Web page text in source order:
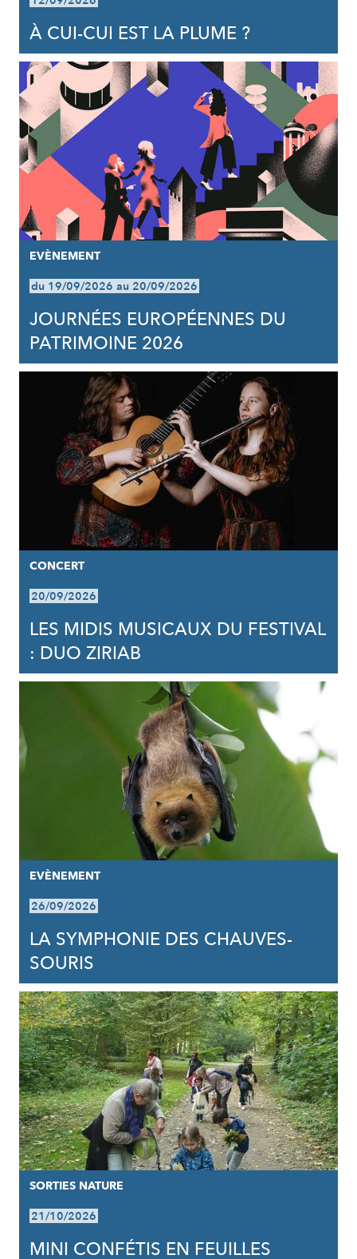
À CUI-CUI EST LA PLUME ?
EVÈNEMENT
du 19/09/2026 au 20/09/2026
JOURNÉES EUROPÉENNES DU
PATRIMOINE 2026
CONCERT
20/09/2026
LES MIDIS MUSICAUX DU FESTIVAL
: DUO ZIRIAB
EVÈNEMENT
26/09/2026
LA SYMPHONIE DES CHAUVES-
SOURIS
SORTIES NATURE
21/10/2026
MINI CONFÉTIS EN FEUILLES